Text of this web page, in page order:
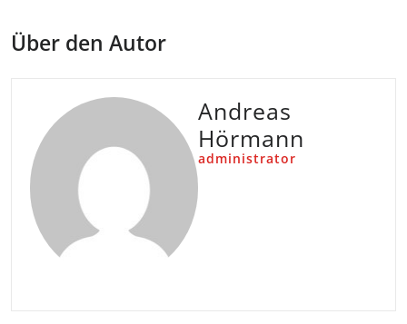
Über den Autor
Andreas
Hörmann
administrator